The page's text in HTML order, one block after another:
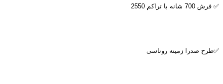
✅ فرش 700 شانه با تراکم 2550
✅طرح صدرا زمینه روناسی